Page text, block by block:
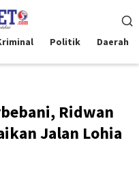
Politik Daerah
Ridwan
Jalan Lohia